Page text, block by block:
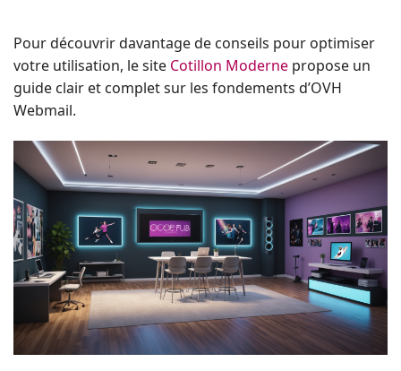
Pour découvrir davantage de conseils pour optimiser
votre utilisation, le site Cotillon Moderne propose un
guide clair et complet sur les fondements d’OVH
Webmail.